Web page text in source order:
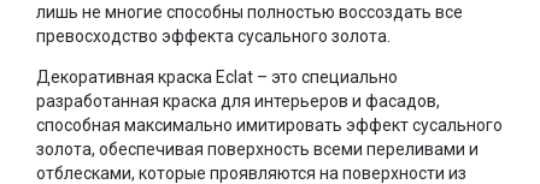
лишь не многие способны полностью воссоздать все
превосходство эффекта сусального золота.
Декоративная краска Eclat – это специально
разработанная краска для интерьеров и фасадов,
способная максимально имитировать эффект сусального
золота, обеспечивая поверхность всеми переливами и
отблесками, которые проявляются на поверхности из